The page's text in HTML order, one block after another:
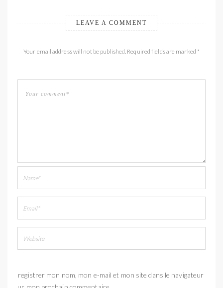
LEAVE A COMMENT
Your email address will not be published. Required fields are marked *
Enregistrer mon nom, mon e-mail et mon site dans le navigateur